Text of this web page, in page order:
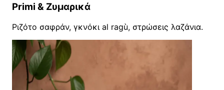
Primi & Ζυμαρικά
Ριζότο σαφράν, γκνόκι al ragù, στρώσεις λαζάνια.